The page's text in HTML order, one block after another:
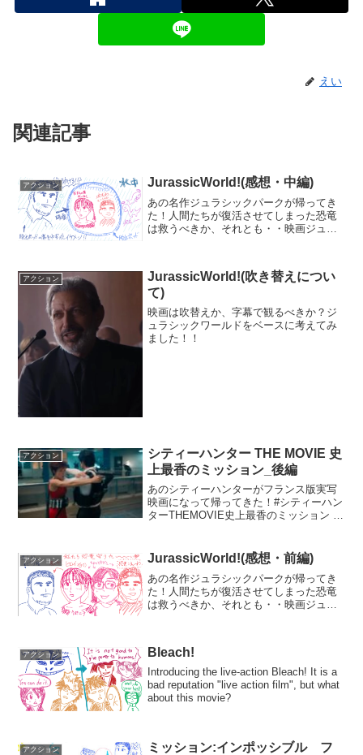
えい
関連記事
アクション JurassicWorld!(感想・中編)
あの名作ジュラシックパークが帰ってき
た！人間たちが復活させてしまった恐竜
は救うべきか、それとも・・映画ジュラ
アクション
JurassicWorld!(吹き替えについ
て)
映画は吹替えか、字幕で観るべきか？ジ
ュラシックワールドをベースに考えてみ
ました！！
アクション
シティーハンター THE MOVIE 史
上最香のミッション_後編
あのシティーハンターがフランス版実写
映画になって帰ってきた！#シティーハン
ターTHEMOVIE史上最香のミッション を
アクション JurassicWorld!(感想・前編)
あの名作ジュラシックパークが帰ってき
た！人間たちが復活させてしまった恐竜
は救うべきか、それとも・・映画ジュラ
アクション Bleach!
Introducing the live-action Bleach! It is a
bad reputation "live action film", but what
about this movie?
アクション
ミッション:インポッシブル フ